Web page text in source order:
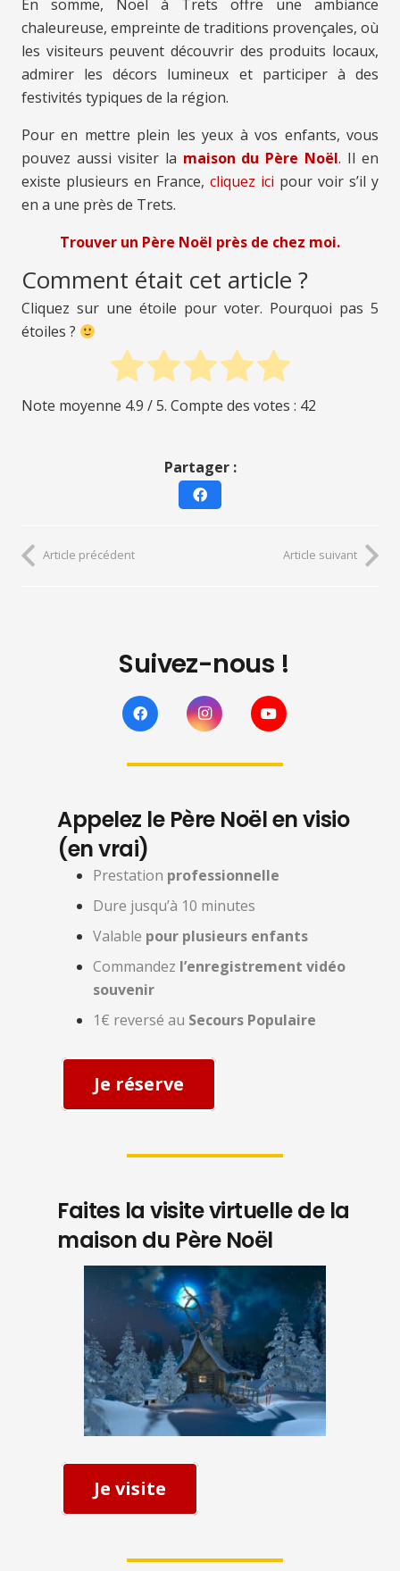
En somme, Noël à Trets offre une ambiance
chaleureuse, empreinte de traditions provençales, où
les visiteurs peuvent découvrir des produits locaux,
admirer les décors lumineux et participer à des
festivités typiques de la région.
Pour en mettre plein les yeux à vos enfants, vous
pouvez aussi visiter la maison du Père Noël. Il en
existe plusieurs en France, cliquez ici pour voir s’il y
en a une près de Trets.
Trouver un Père Noël près de chez moi.
Comment était cet article ?
Cliquez sur une étoile pour voter. Pourquoi pas 5
étoiles ?
Note moyenne 4.9 / 5. Compte des votes : 42
Partager :
Article précédent Article suivant
Suivez-nous !
Appelez le Père Noël en visio
(en vrai)
Prestation professionnelle
Dure jusqu’à 10 minutes
Valable pour plusieurs enfants
Commandez l’enregistrement vidéo
souvenir
1€ reversé au Secours Populaire
Je réserve
Faites la visite virtuelle de la
maison du Père Noël
Je visite